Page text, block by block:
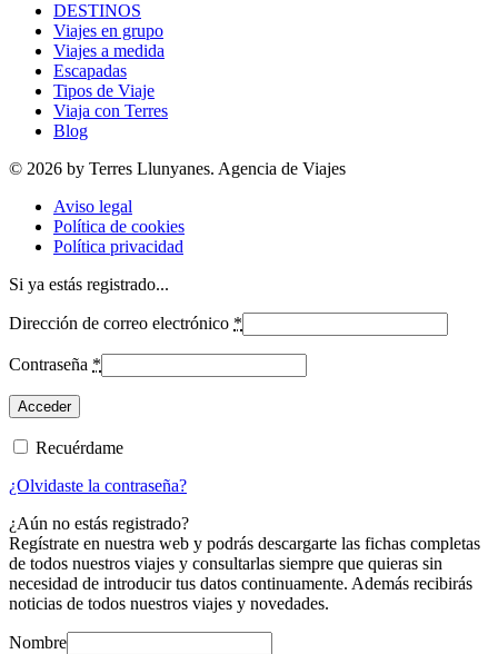
DESTINOS
Viajes en grupo
Viajes a medida
Escapadas
Tipos de Viaje
Viaja con Terres
Blog
© 2026 by Terres Llunyanes. Agencia de Viajes
Aviso legal
Política de cookies
Política privacidad
Si ya estás registrado...
Dirección de correo electrónico *
Contraseña *
Recuérdame
¿Olvidaste la contraseña?
¿Aún no estás registrado?
Regístrate en nuestra web y podrás descargarte las fichas completas
de todos nuestros viajes y consultarlas siempre que quieras sin
necesidad de introducir tus datos continuamente. Además recibirás
noticias de todos nuestros viajes y novedades.
Nombre